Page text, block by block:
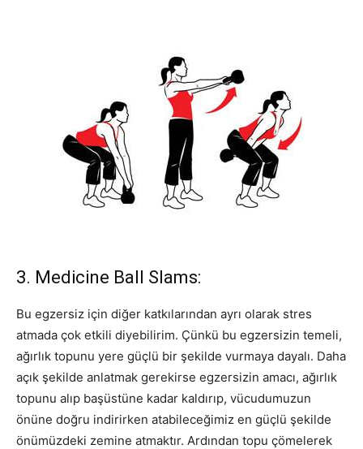
3. Medicine Ball Slams:
Bu egzersiz için diğer katkılarından ayrı olarak stres
atmada çok etkili diyebilirim. Çünkü bu egzersizin temeli,
ağırlık topunu yere güçlü bir şekilde vurmaya dayalı. Daha
açık şekilde anlatmak gerekirse egzersizin amacı, ağırlık
topunu alıp başüstüne kadar kaldırıp, vücudumuzun
önüne doğru indirirken atabileceğimiz en güçlü şekilde
önümüzdeki zemine atmaktır. Ardından topu çömelerek